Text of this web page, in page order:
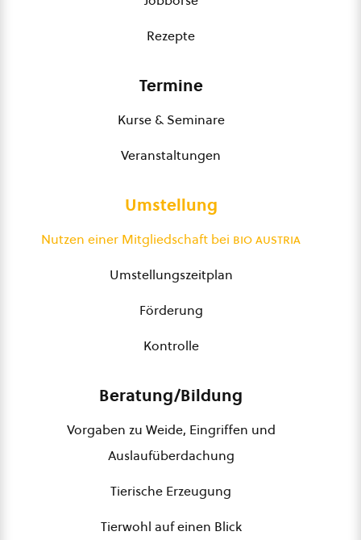
Rezepte
Termine
Kurse & Seminare
Veranstaltungen
Umstellung
Nutzen einer Mitgliedschaft bei bio austria
Umstellungszeitplan
Förderung
Kontrolle
Beratung/Bildung
Vorgaben zu Weide, Eingriffen und
Auslaufüberdachung
Tierische Erzeugung
Tierwohl auf einen Blick